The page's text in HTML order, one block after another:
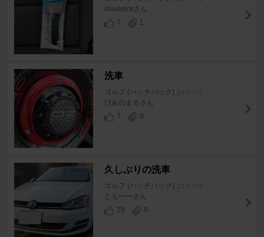
maverickさん
7
1
洗車
ゴルフ (ハッチバック) [ゴルフ7]
ぴあのまるさん
7
0
久しぶりの洗車
ゴルフ (ハッチバック) [ゴルフ7]
ともーーさん
29
0